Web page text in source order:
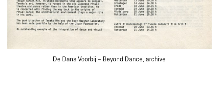
De Dans Voorbij – Beyond Dance, archive